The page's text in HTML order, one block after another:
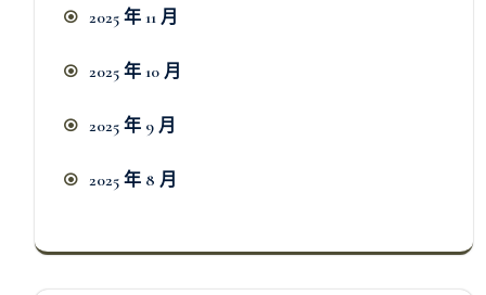
2025 年 11 月
2025 年 10 月
2025 年 9 月
2025 年 8 月